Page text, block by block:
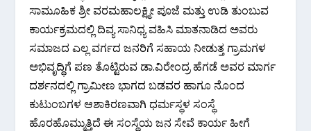
ಸಾಮೂಹಿಕ ಶ್ರೀ ವರಮಹಾಲಕ್ಷ್ಮೀ ಪೂಜೆ ಮತ್ತು ಉಡಿ ತುಂಬುವ
ಕಾರ್ಯಕ್ರಮದಲ್ಲಿ ದಿವ್ಯ ಸಾನಿಧ್ಯ ವಹಿಸಿ ಮಾತನಾಡಿದ ಅವರು
ಸಮಾಜದ ಎಲ್ಲ ವರ್ಗದ ಜನರಿಗೆ ಸಹಾಯ ನೀಡುತ್ತ ಗ್ರಾಮಗಳ
ಅಭಿವೃದ್ಧಿಗೆ ಪಣ ತೊಟ್ಟಿರುವ ಡಾ.ವಿರೇಂದ್ರ ಹೆಗಡೆ ಅವರ ಮಾರ್ಗ
ದರ್ಶನದಲ್ಲಿ ಗ್ರಾಮೀಣ ಭಾಗದ ಬಡವರ ಹಾಗೂ ನೊಂದ
ಕುಟುಂಬಗಳ ಆಶಾಕಿರಣವಾಗಿ ಧರ್ಮಸ್ಥಳ ಸಂಸ್ಥೆ
ಹೊರಹೊಮ್ಮುತ್ತಿದೆ ಈ ಸಂಸ್ಥೆಯ ಜನ ಸೇವೆ ಕಾರ್ಯ ಹೀಗೆ